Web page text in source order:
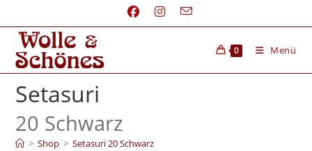
0 Menü
Setasuri
20 Schwarz
> Shop > Setasuri 20 Schwarz